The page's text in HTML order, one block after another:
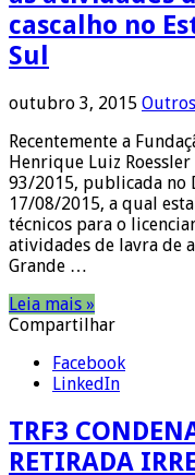
cascalho no
Sul
outubro 3, 2015 Outros
Recentemente a
Henrique Luiz
93/2015, publicada no
17/08/2015, a qual
técnicos para o
atividades de lavra de
Grande …
Leia mais »
Compartilhar
Facebook
LinkedIn
TRF3
RETIRADA